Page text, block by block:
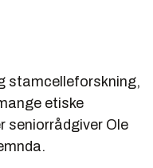
stamcelleforskning,
etiske
seniorrådgiver Ole